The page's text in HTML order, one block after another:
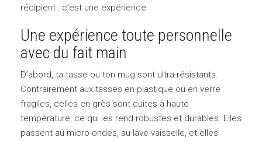
récipient : c’est une expérience.
Une expérience toute personnelle
avec du fait main
D’abord, ta tasse ou ton mug sont ultra-résistants.
Contrairement aux tasses en plastique ou en verre
fragiles, celles en grès sont cuites à haute
température, ce qui les rend robustes et durables. Elles
passent au micro-ondes, au lave-vaisselle, et elles